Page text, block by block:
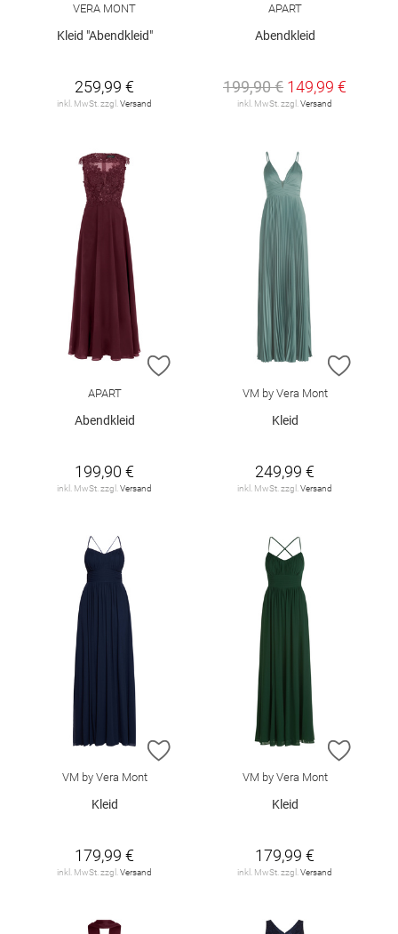
VERA MONT
Kleid "Abendkleid"
259,99 €
inkl. MwSt. zzgl. Versand
APART
Abendkleid
199,90 € 149,99 €
inkl. MwSt. zzgl. Versand
ZUR WUNSCHLISTE HINZUFÜGEN
APART
Abendkleid
199,90 €
inkl. MwSt. zzgl. Versand
ZUR
VM by Vera Mont
Kleid
249,99 €
inkl. MwSt. zzgl. Versand
ZUR WUNSCHLISTE HINZUFÜGEN
VM by Vera Mont
Kleid
179,99 €
inkl. MwSt. zzgl.Versand
ZUR
VM by Vera Mont
Kleid
179,99 €
inkl. MwSt. zzgl.Versand